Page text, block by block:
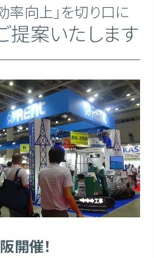
効率向上」を切り口に
提案いたします
開催！